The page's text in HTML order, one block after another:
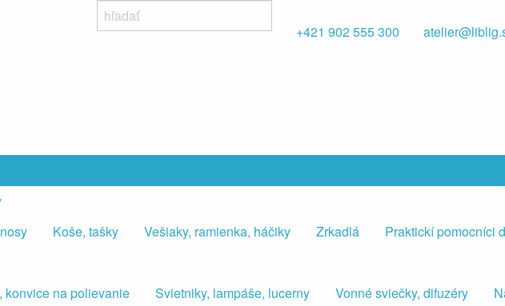
+421 902 555 300
Koše, tašky Vešiaky, ramienka, háčiky Zrkadlá
Praktickí pomocníci
konvice na polievanie Svietniky, lampáše, lucerny Vonné sviečky, difuzéry